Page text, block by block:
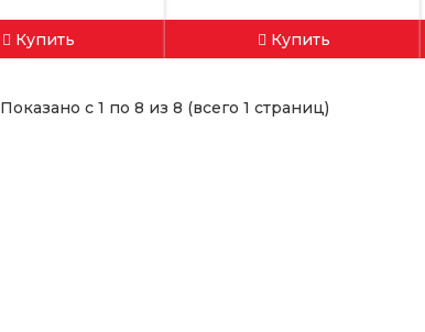
Купить Купить
Показано с 1 по 8 из 8 (всего 1 страниц)